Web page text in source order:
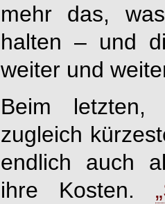
mehr das,
halten – und
weiter und
Beim
zugleich
endlich auch
ihre Kosten.